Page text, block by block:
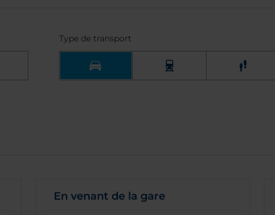
Type de transport
En venant de la gare